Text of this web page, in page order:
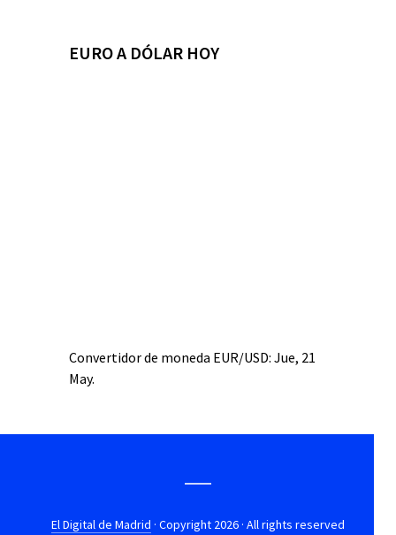
EURO A DÓLAR HOY
Convertidor de moneda EUR/USD: Jue, 21
May.
El Digital de Madrid · Copyright 2026 · All rights reserved